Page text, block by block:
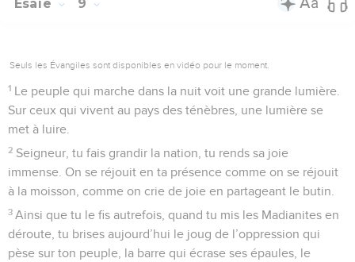
Esaïe 9
Seuls les Évangiles sont disponibles en vidéo pour le moment.
1 Le peuple qui marche dans la nuit voit une grande lumière.
Sur ceux qui vivent au pays des ténèbres, une lumière se
met à luire.
2 Seigneur, tu fais grandir la nation, tu rends sa joie
immense. On se réjouit en ta présence comme on se réjouit
à la moisson, comme on crie de joie en partageant le butin.
3 Ainsi que tu le fis autrefois, quand tu mis les Madianites en
déroute, tu brises aujourd’hui le joug de l’oppression qui
pèse sur ton peuple, la barre qui écrase ses épaules, le